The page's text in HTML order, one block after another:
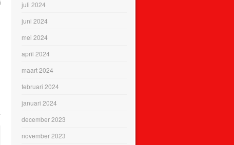
juli 2024
juni 2024
mei 2024
april 2024
maart 2024
februari 2024
januari 2024
december 2023
november 2023